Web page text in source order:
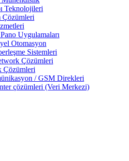
Teknolojileri
Uygulamaları
Otomasyon
Sistemleri
Çözümleri
Çözümleri
/ GSM Direkleri
çözümleri (Veri Merkezi)